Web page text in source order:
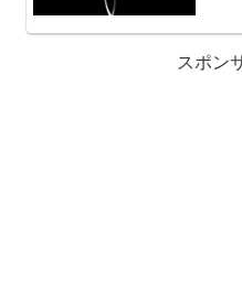
スポン